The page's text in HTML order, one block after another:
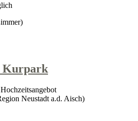
Kurpark
Neustadt a.d. Aisch)